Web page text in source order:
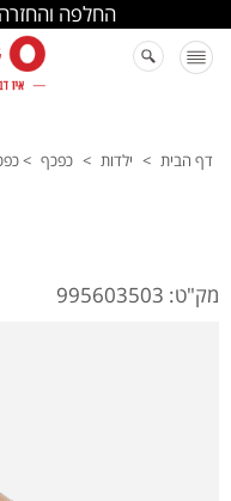
החלפה
דף הבית > ילדות > כפכף >
מק"ט: 995603503